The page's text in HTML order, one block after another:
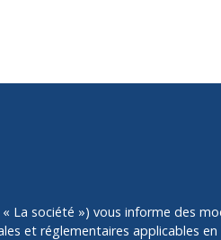
La société ») vous informe des
et réglementaires applicables en